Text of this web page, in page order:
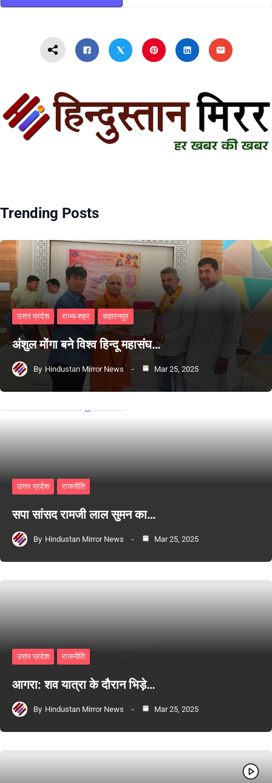
Trending Posts
उत्तर प्रदेश राज्य-शहर सहारनपुर
अंशुल मोंगा बने विश्व हिन्दू महासंघ…
By Hindustan Mirror News Mar 25, 2025
उत्तर प्रदेश राजनीति
सपा सांसद रामजी लाल सुमन का…
By Hindustan Mirror News Mar 25, 2025
उत्तर प्रदेश राजनीति
आगरा: शव यात्रा के दौरान भिड़े…
By Hindustan Mirror News Mar 25, 2025